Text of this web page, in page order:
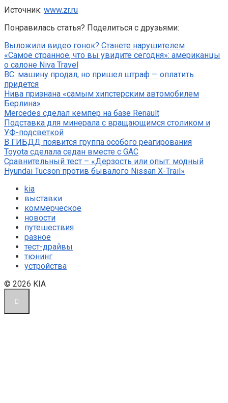
Источник: www.zr.ru
Понравилась статья? Поделиться с друзьями:
Выложили видео гонок? Станете нарушителем
«Самое странное, что вы увидите сегодня»: американцы
о салоне Niva Travel
ВС: машину продал, но пришел штраф — оплатить
придется
Нива признана «самым хипстерским автомобилем
Берлина»
Mercedes сделал кемпер на базе Renault
Подставка для минерала с вращающимся столиком и
УФ-подсветкой
В ГИБДД появится группа особого реагирования
Toyota сделала седан вместе с GAC
Сравнительный тест – «Дерзость или опыт: модный
Hyundai Tucson против бывалого Nissan X-Trail»
kia
выставки
коммерческое
новости
путешествия
разное
тест-драйвы
тюнинг
устройства
© 2026 KIA